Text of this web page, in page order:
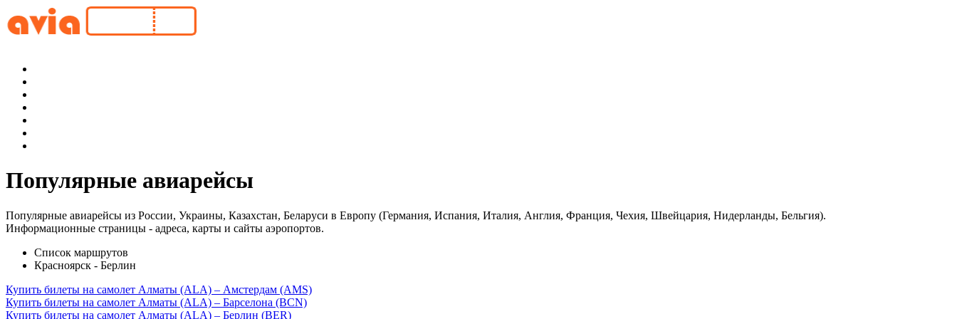
Популярные авиарейсы
Популярные авиарейсы из России, Украины, Казахстан, Беларуси в Европу (Германия, Испания, Италия, Англия, Франция, Чехия, Швейцария, Нидерланды, Бельгия).
Информационные страницы - адреса, карты и сайты аэропортов.
Список маршрутов
Красноярск - Берлин
Купить билеты на самолет Алматы (ALA) – Амстердам (AMS)
Купить билеты на самолет Алматы (ALA) – Барселона (BCN)
Купить билеты на самолет Алматы (ALA) – Берлин (BER)